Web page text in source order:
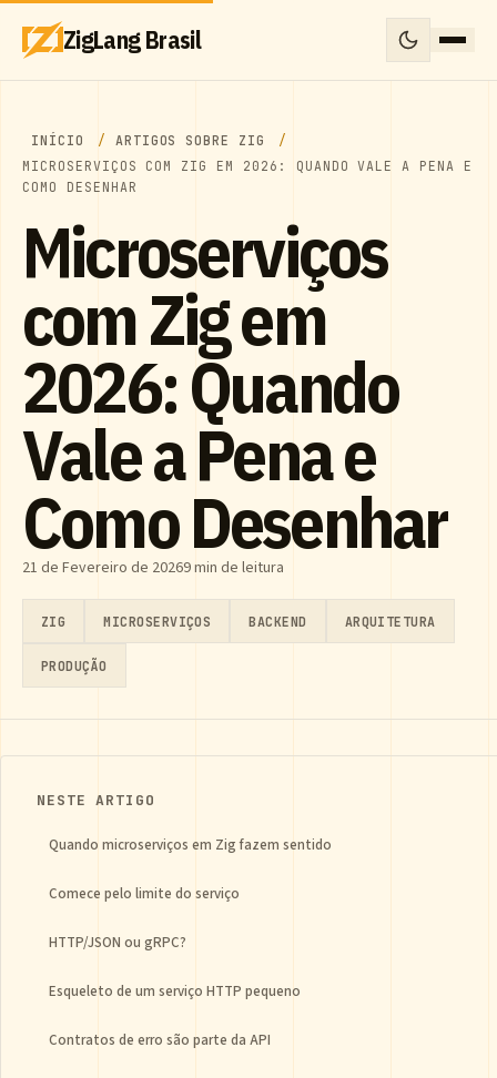
ZigLang Brasil
INÍCIO
ARTIGOS SOBRE ZIG
MICROSERVIÇOS COM ZIG EM 2026: QUANDO VALE A PENA E
COMO DESENHAR
Microserviços
com Zig em
2026: Quando
Vale a Pena e
Como Desenhar
21 de Fevereiro de 20269 min de leitura
ZIG MICROSERVIÇOS BACKEND ARQUITETURA
PRODUÇÃO
NESTE ARTIGO
Quando microserviços em Zig fazem sentido
Comece pelo limite do serviço
HTTP/JSON ou gRPC?
Esqueleto de um serviço HTTP pequeno
Contratos de erro são parte da API